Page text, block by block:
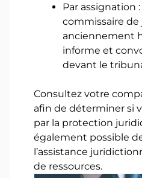
Par assignation
commissaire de
anciennement
informe et
devant le
Consultez votre
afin de déterminer si
par la protection
également possible
l’assistance
de ressources.